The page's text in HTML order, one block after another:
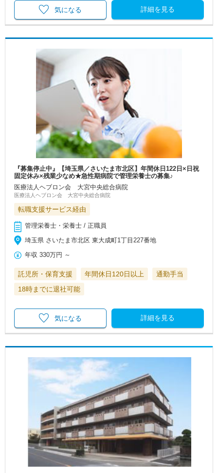
詳細を見る
気になる
『募集停止中』【埼玉県／さいたま市北区】年間休日122日×日祝
固定休み×残業少なめ★急性期病院で管理栄養士の募集♪
医療法人ヘブロン会 大宮中央総合病院
医療法人ヘブロン会 大宮中央総合病院
転職支援サービス経由
管理栄養士・栄養士 / 正職員
埼玉県 さいたま市北区 東大成町1丁目227番地
年収 330万円 ～
託児所・保育支援 年間休日120日以上
通勤手当
18時までに退社可能
詳細を見る
気になる